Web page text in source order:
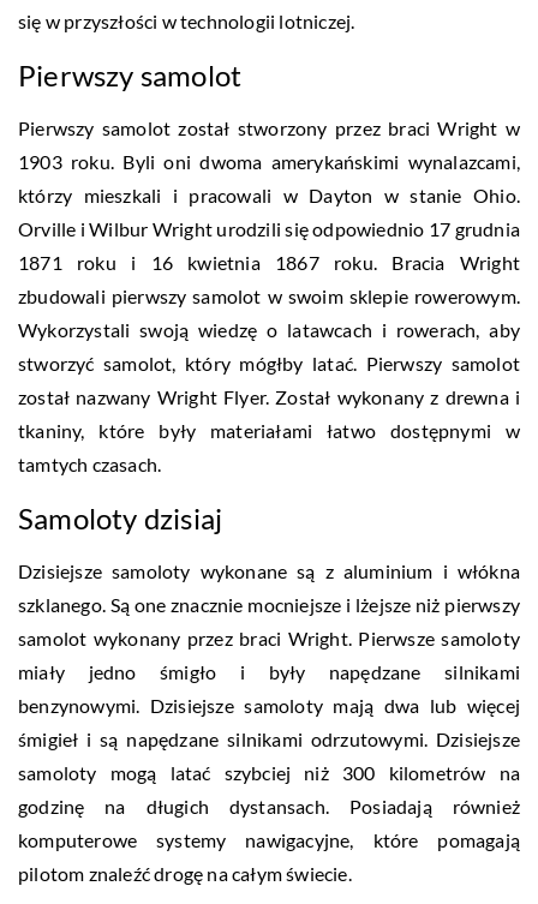
się w przyszłości w technologii lotniczej.
Pierwszy samolot
Pierwszy samolot został stworzony przez braci Wright w
1903 roku. Byli oni dwoma amerykańskimi wynalazcami,
którzy mieszkali i pracowali w Dayton w stanie Ohio.
Orville i Wilbur Wright urodzili się odpowiednio 17 grudnia
1871 roku i 16 kwietnia 1867 roku. Bracia Wright
zbudowali pierwszy samolot w swoim sklepie rowerowym.
Wykorzystali swoją wiedzę o latawcach i rowerach, aby
stworzyć samolot, który mógłby latać. Pierwszy samolot
został nazwany Wright Flyer. Został wykonany z drewna i
tkaniny, które były materiałami łatwo dostępnymi w
tamtych czasach.
Samoloty dzisiaj
Dzisiejsze samoloty wykonane są z aluminium i włókna
szklanego. Są one znacznie mocniejsze i lżejsze niż pierwszy
samolot wykonany przez braci Wright. Pierwsze samoloty
miały jedno śmigło i były napędzane silnikami
benzynowymi. Dzisiejsze samoloty mają dwa lub więcej
śmigieł i są napędzane silnikami odrzutowymi. Dzisiejsze
samoloty mogą latać szybciej niż 300 kilometrów na
godzinę na długich dystansach. Posiadają również
komputerowe systemy nawigacyjne, które pomagają
pilotom znaleźć drogę na całym świecie.